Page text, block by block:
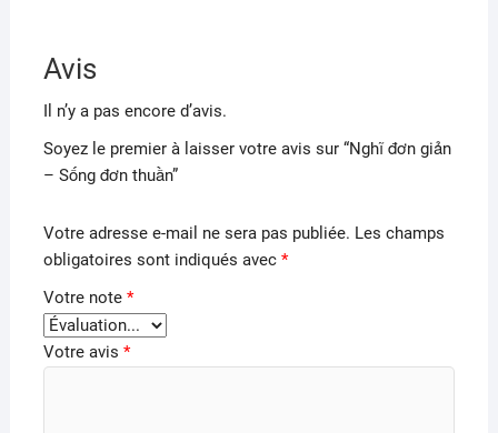
Avis
Il n’y a pas encore d’avis.
Soyez le premier à laisser votre avis sur “Nghĩ đơn giản
– Sống đơn thuần”
Votre adresse e-mail ne sera pas publiée. Les champs
obligatoires sont indiqués avec *
Votre note *
Votre avis *